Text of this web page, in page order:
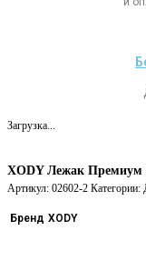
Загрузка...
XODY Лежак
Артикул: 02602-2 Категории:
Бренд XODY